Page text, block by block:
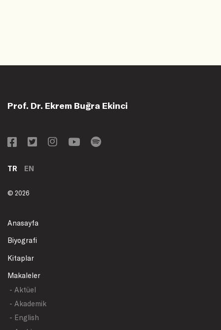
Prof. Dr. Ekrem Buğra Ekinci
TR EN
© 2026
Anasayfa
Biyografi
Kitaplar
Makaleler
- Aktüel
- Akademik
- English